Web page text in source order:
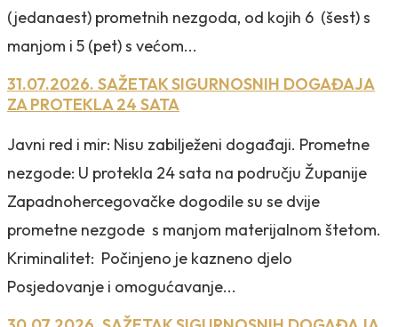
(jedanaest) prometnih nezgoda, od kojih 6 (šest) s
manjom i 5 (pet) s većom...
31.07.2026. SAŽETAK SIGURNOSNIH DOGAĐAJA
ZA PROTEKLA 24 SATA
Javni red i mir: Nisu zabilježeni događaji. Prometne
nezgode: U protekla 24 sata na području Županije
Zapadnohercegovačke dogodile su se dvije
prometne nezgode s manjom materijalnom štetom.
Kriminalitet: Počinjeno je kazneno djelo
Posjedovanje i omogućavanje...